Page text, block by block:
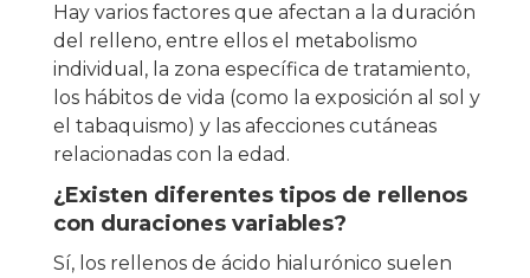
Hay varios factores que afectan a la duración
del relleno, entre ellos el metabolismo
individual, la zona específica de tratamiento,
los hábitos de vida (como la exposición al sol y
el tabaquismo) y las afecciones cutáneas
relacionadas con la edad.
¿Existen diferentes tipos de rellenos
con duraciones variables?
Sí, los rellenos de ácido hialurónico suelen